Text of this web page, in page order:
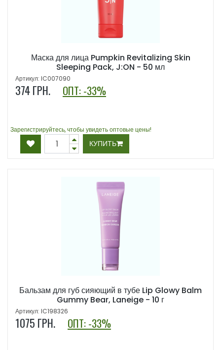
Маска для лица Pumpkin Revitalizing Skin
Sleeping Pack, J:ON - 50 мл
Артикул: IC007090
374ГРН. ОПТ: -33%
Зарегистрируйтесь, чтобы увидеть оптовые цены!
КУПИТЬ
Бальзам для губ сияющий в тубе Lip Glowy Balm
Gummy Bear, Laneige - 10 г
Артикул: IC198326
1075 ГРН. ОПТ: -33%